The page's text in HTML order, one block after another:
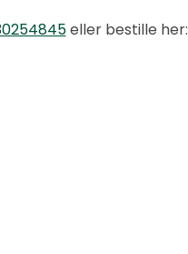
eller bestille her: